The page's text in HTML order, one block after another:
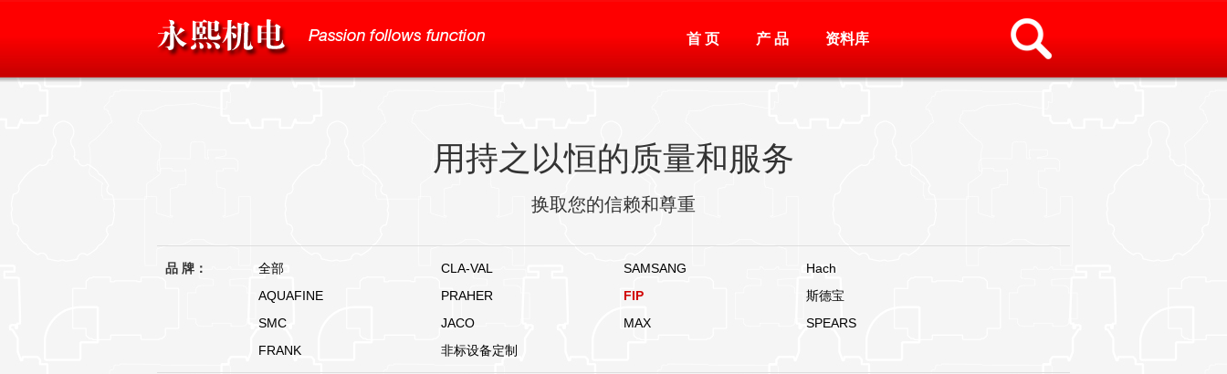
首 页 产 品 资料库
用持之以恒的质量和服务
换取您的信赖和尊重
品 牌： 全部 CLA-VAL SAMSANG
Hach
AQUAFINE
PRAHER FIP
斯德宝
SMC
JACO MAX
SPEARS
FRANK
非标设备定制